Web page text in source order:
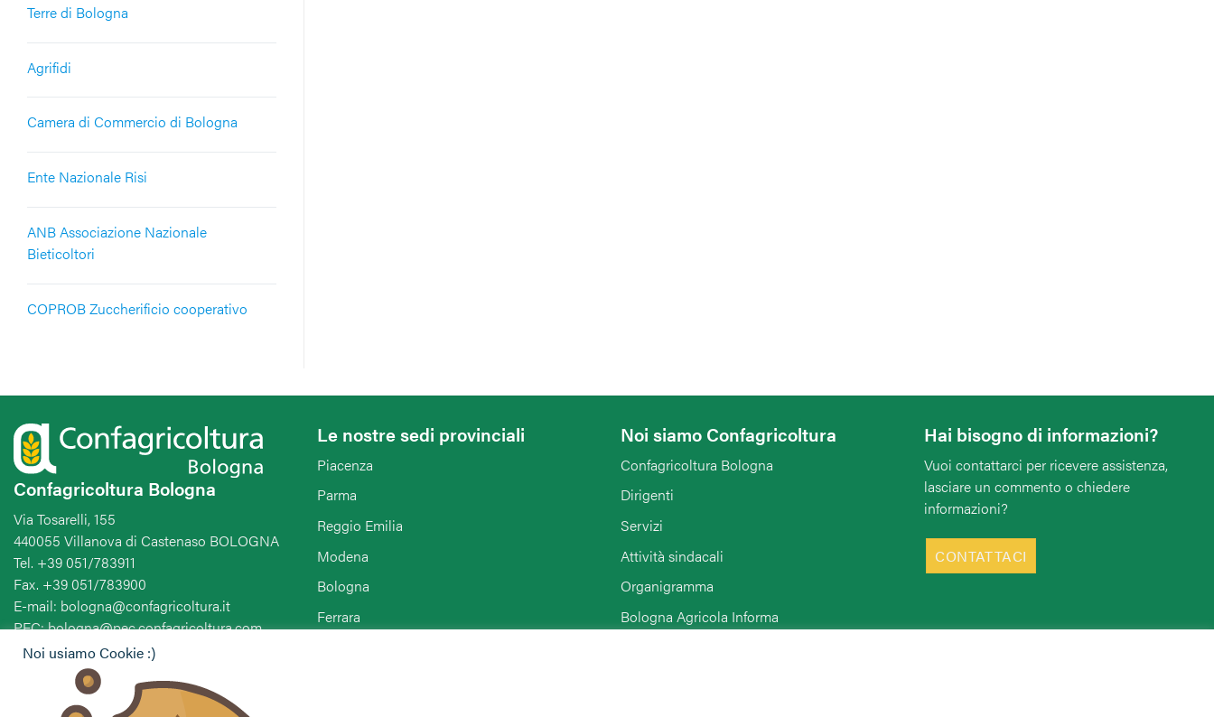
Terre di Bologna
Agrifidi
Camera di Commercio di Bologna
Ente Nazionale Risi
ANB Associazione Nazionale
Bieticoltori
COPROB Zuccherificio cooperativo
Confagricoltura Bologna
Via Tosarelli, 155
440055 Villanova di Castenaso BOLOGNA
Tel. +39 051/783911
Fax. +39 051/783900
E-mail: bologna@confagricoltura.it
PEC: bologna@pec.confagricoltura.com
Le nostre sedi provinciali
Piacenza
Parma
Reggio Emilia
Modena
Bologna
Ferrara
Noi siamo Confagricoltura
Confagricoltura Bologna
Dirigenti
Servizi
Attività sindacali
Organigramma
Bologna Agricola Informa
Hai bisogno di informazioni?
Vuoi contattarci per ricevere assistenza,
lasciare un commento o chiedere
informazioni?
CONTATTACI
Noi usiamo Cookie :)